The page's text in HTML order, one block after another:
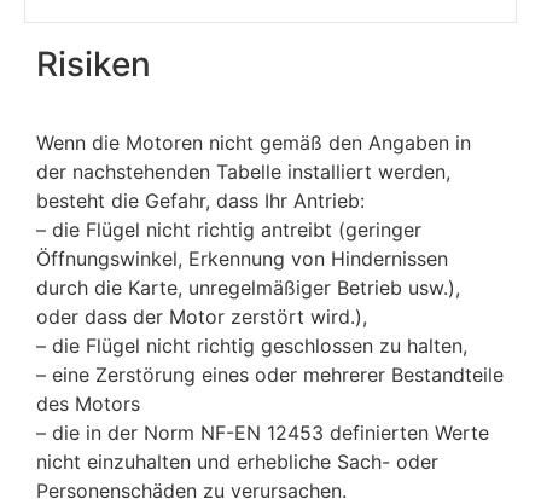
Risiken
Wenn die Motoren nicht gemäß den Angaben in
der nachstehenden Tabelle installiert werden,
besteht die Gefahr, dass Ihr Antrieb:
– die Flügel nicht richtig antreibt (geringer
Öffnungswinkel, Erkennung von Hindernissen
durch die Karte, unregelmäßiger Betrieb usw.),
oder dass der Motor zerstört wird.),
– die Flügel nicht richtig geschlossen zu halten,
– eine Zerstörung eines oder mehrerer Bestandteile
des Motors
– die in der Norm NF-EN 12453 definierten Werte
nicht einzuhalten und erhebliche Sach- oder
Personenschäden zu verursachen.